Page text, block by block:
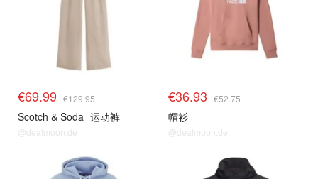
€69.99 €129.95
Scotch & Soda 运动裤
@dealmoon.de
€36.93 €52.75
帽衫
@dealmoon.de